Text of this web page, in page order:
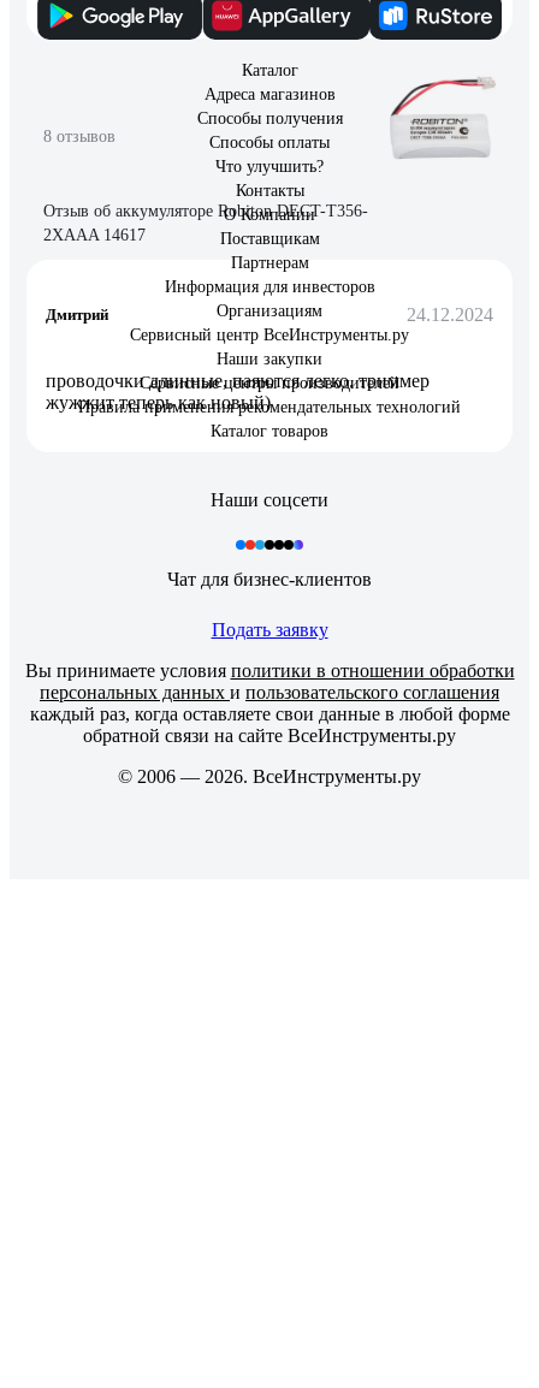
8 отзывов
Отзыв об аккумуляторе Robiton DECT-T356-
2XAAA 14617
Дмитрий 24.12.2024
проводочки длинные, паяются легко. триммер
жужжит теперь как новый)
Каталог
Адреса магазинов
Способы получения
Способы оплаты
Что улучшить?
Контакты
О Компании
Поставщикам
Партнерам
Информация для инвесторов
Организациям
Сервисный центр ВсеИнструменты.ру
Наши закупки
Сервисные центры производителей
Правила применения рекомендательных технологий
Каталог товаров
Наши соцсети
Чат для бизнес-клиентов
Подать заявку
Вы принимаете условия политики в отношении обработки
персональных данных и пользовательского соглашения
каждый раз, когда оставляете свои данные в любой форме
обратной связи на сайте ВсеИнструменты.ру
© 2006 — 2026. ВсеИнструменты.ру